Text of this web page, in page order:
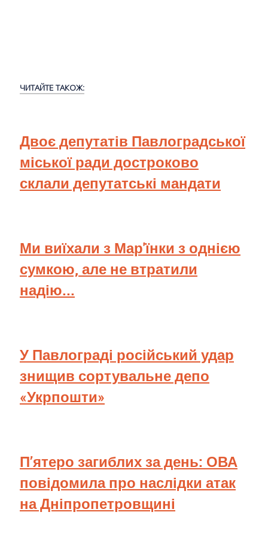
ЧИТАЙТЕ ТАКОЖ:
Двоє депутатів Павлоградської
міської ради достроково
склали депутатські мандати
Ми виїхали з Мар'їнки з однією
сумкою, але не втратили
надію...
У Павлограді російський удар
знищив сортувальне депо
«Укрпошти»
П’ятеро загиблих за день: ОВА
повідомила про наслідки атак
на Дніпропетровщині